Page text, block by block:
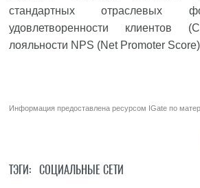
стандартных отраслевых
удовлетворенности клиентов
лояльности NPS (Net Promoter
Информация предоставлена ресурсом IGate по
ТЭГИ: СОЦИАЛЬНЫЕ СЕТИ